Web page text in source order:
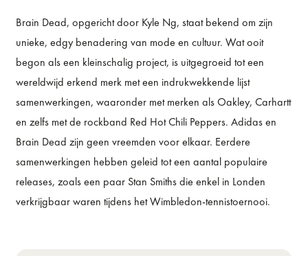
Brain Dead, opgericht door Kyle Ng, staat bekend om zijn
unieke, edgy benadering van mode en cultuur. Wat ooit
begon als een kleinschalig project, is uitgegroeid tot een
wereldwijd erkend merk met een indrukwekkende lijst
samenwerkingen, waaronder met merken als Oakley, Carhartt
en zelfs met de rockband Red Hot Chili Peppers. Adidas en
Brain Dead zijn geen vreemden voor elkaar. Eerdere
samenwerkingen hebben geleid tot een aantal populaire
releases, zoals een paar Stan Smiths die enkel in Londen
verkrijgbaar waren tijdens het Wimbledon-tennistoernooi.